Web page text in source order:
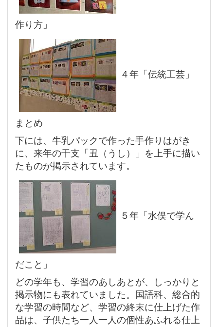
作り方」
４年「伝統工芸」
まとめ
下には、牛乳パックで作った手作りはがき
に、来年の干支「丑（うし）」を上手に描い
たものが掲示されています。
５年「水俣で学ん
だこと」
どの学年も、学習のあしあとが、しっかりと
掲示物にも表れていました。国語科、総合的
な学習の時間など、学習の終末に仕上げた作
品は、子供たち一人一人の個性あふれる仕上